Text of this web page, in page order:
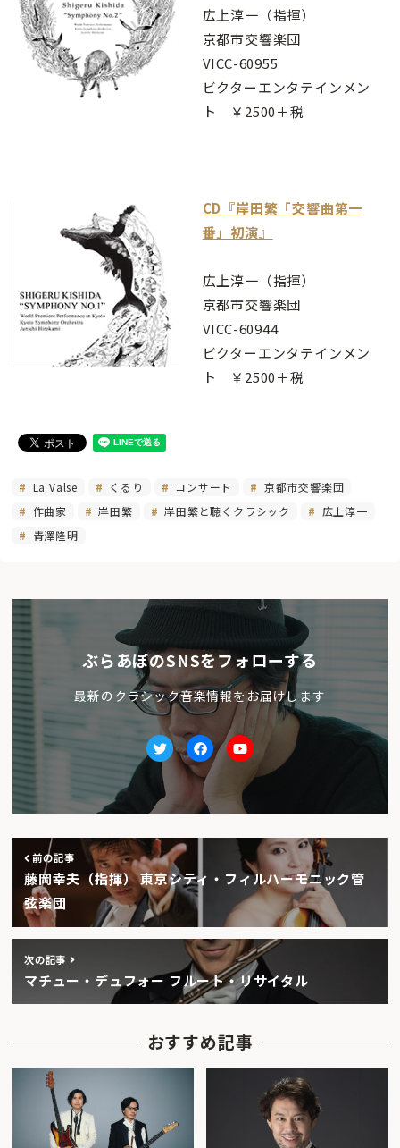
広上淳一（指揮）
京都市交響楽団
VICC-60955
ビクターエンタテインメン
ト ￥2500＋税
CD『岸田繁「交響曲第一
番」初演』
広上淳一（指揮）
京都市交響楽団
VICC-60944
ビクターエンタテインメン
ト ￥2500＋税
La Valse くるり コンサート
京都市交響楽団
作曲家
岸田繁 岸田繁と聴くクラシック
広上淳一
青澤隆明
ぶらあぼのSNSをフォローする
最新のクラシック音楽情報をお届けします
TwitterfacebookYoutube
前の記事
藤岡幸夫（指揮） 東京シティ・フィルハーモニック管
弦楽団
次の記事
マチュー・デュフォー フルート・リサイタル
おすすめ記事